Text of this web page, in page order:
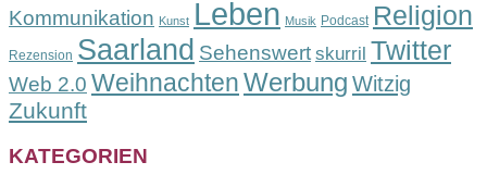
Kommunikation Kunst Leben Musik Podcast Religion
Rezension Saarland Sehenswert skurril Twitter
Web 2.0 WeihnachtenWerbung Witzig
Zukunft
KATEGORIEN